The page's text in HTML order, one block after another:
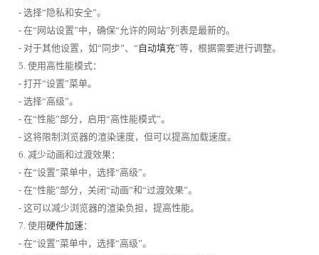
- 选择“隐私和安全”。
- 在“网站设置”中，确保“允许的网站”列表是最新的。
- 对于其他设置，如“同步”、“ 自动填充”等，根据需要进行调整。
5. 使用高性能模式：
- 打开“设置”菜单。
- 选择“高级”。
- 在“性能”部分，启用“高性能模式”。
- 这将限制浏览器的渲染速度，但可以提高加载速度。
6. 减少动画和过渡效果：
- 在“设置”菜单中，选择“高级”。
- 在“性能”部分，关闭“动画”和“过渡效果”。
- 这可以减少浏览器的渲染负担，提高性能。
7. 使用硬件加速：
- 在“设置”菜单中，选择“高级”。